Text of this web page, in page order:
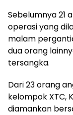
Sebelumnya 21
operasi yang
malam
dua orang
tersangka.
Dari 23 orang
kelompok XTC,
diamankan